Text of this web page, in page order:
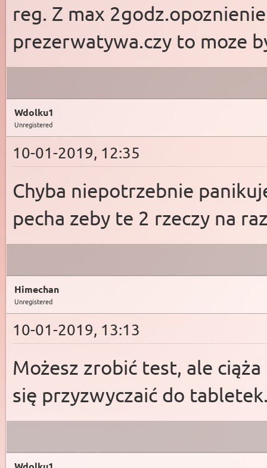
reg. Z max
prezerwatywa.czy to moze
Wdolku1
Unregistered
10-01-2019, 12:35
Chyba niepotrzebnie
pecha zeby te 2 rzeczy na
Himechan
Unregistered
10-01-2019, 13:13
Możesz zrobić test, ale
się przyzwyczaić do